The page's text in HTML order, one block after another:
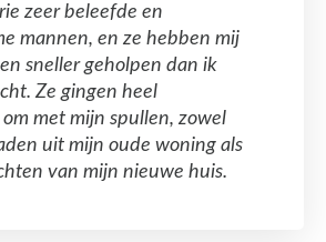
zeer beleefde en
mannen, en ze hebben mij
sneller geholpen dan ik
Ze gingen heel
met mijn spullen, zowel
uit mijn oude woning als
van mijn nieuwe huis.